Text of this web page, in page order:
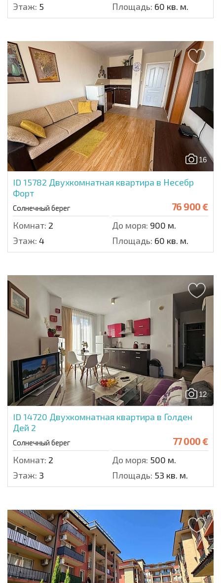
Этаж: 5 Площадь: 60 кв. м.
16
ID 15782 Двухкомнатная квартира в Несебр
Форт
Солнечный берег 76 900 €
Комнат: 2 До моря: 900 м.
Этаж: 4 Площадь: 60 кв. м.
12
ID 14720 Двухкомнатная квартира в Голден
Дей 2
Солнечный берег 77 000 €
Комнат: 2 До моря: 500 м.
Этаж: 3 Площадь: 53 кв. м.